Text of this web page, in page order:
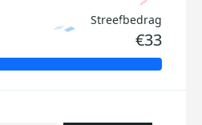
Streefbedrag
€33